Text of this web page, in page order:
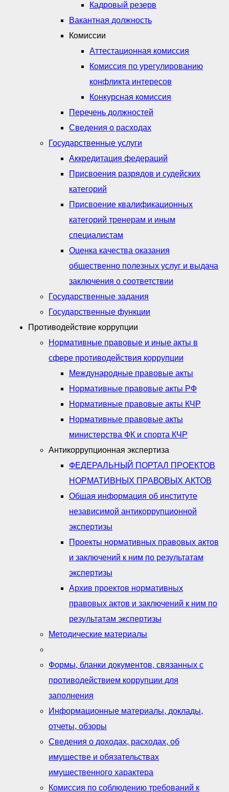
Кадровый резерв
Вакантная должность
Комиссии
Аттестационная комиссия
Комиссия по урегулированию
конфликта интересов
Конкурсная комиссия
Перечень должностей
Сведения о расходах
Государственные услуги
Аккредитация федераций
Присвоения разрядов и судейских
категорий
Присвоение квалификационных
категорий тренерам и иным
специалистам
Оценка качества оказания
общественно полезных услуг и выдача
заключения о соответствии
Государственные задания
Государственные функции
Противодействие коррупции
Нормативные правовые и иные акты в
сфере противодействия коррупции
Международные правовые акты
Нормативные правовые акты РФ
Нормативные правовые акты КЧР
Нормативные правовые акты
министерства ФК и спорта КЧР
Антикоррупционная экспертиза
ФЕДЕРАЛЬНЫЙ ПОРТАЛ ПРОЕКТОВ
НОРМАТИВНЫХ ПРАВОВЫХ АКТОВ
Общая информация об институте
независимой антикоррупционной
экспертизы
Проекты нормативных правовых актов
и заключений к ним по результатам
экспертизы
Архив проектов нормативных
правовых актов и заключений к ним по
результатам экспертизы
Методические материалы
Формы, бланки документов, связанных с
противодействием коррупции для
заполнения
Информационные материалы, доклады,
отчеты, обзоры
Сведения о доходах, расходах, об
имуществе и обязательствах
имущественного характера
Комиссия по соблюдению требований к